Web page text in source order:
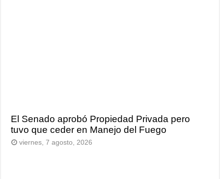
El Senado aprobó Propiedad Privada pero
tuvo que ceder en Manejo del Fuego
viernes, 7 agosto, 2026